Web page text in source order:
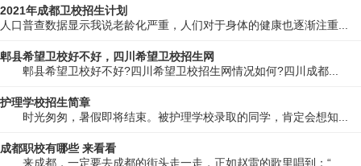
2021年成都卫校招生计划
人口普查数据显示我说老龄化严重，人们对于身体的健康也逐渐注重...
郫县希望卫校好不好，四川希望卫校招生网
郫县希望卫校好不好?四川希望卫校招生网情况如何?四川成都...
护理学校招生简章
时光匆匆，暑假即将结束。被护理学校录取的同学，肯定会想知...
成都职校有哪些 来看看
来成都，一定要去成都的街头走一走，正如赵雷的歌里唱到：“...